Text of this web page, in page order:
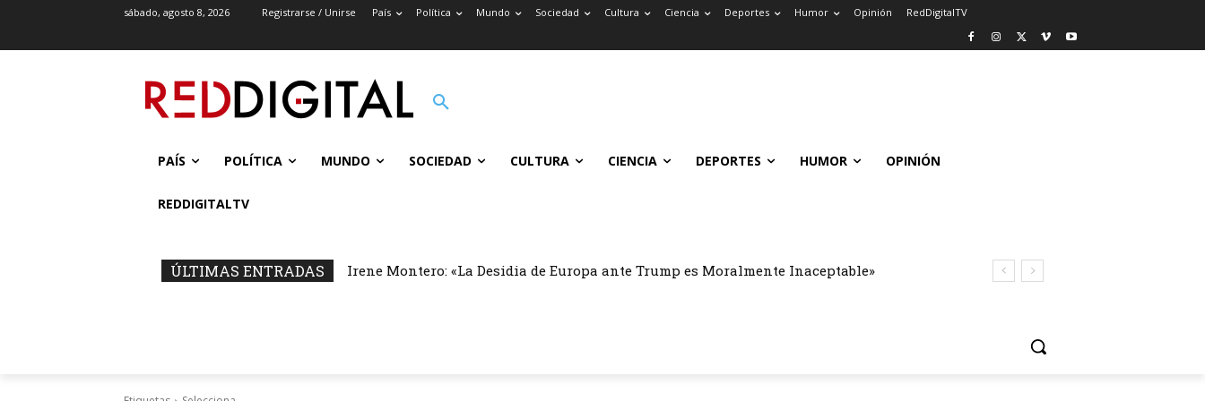
sábado, agosto 8, 2026 Registrarse / Unirse País Política Mundo Sociedad Cultura Ciencia Deportes Humor Opinión RedDigitalTV
PAÍS POLÍTICA MUNDO SOCIEDAD CULTURA CIENCIA DEPORTES HUMOR OPINIÓN
REDDIGITALTV
ÚLTIMAS ENTRADAS Irene Montero: «La Desidia de Europa ante Trump es Moralmente Inaceptable»